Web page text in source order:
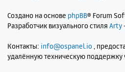
Создано на основе phpBB® Forum
Разработчик визуального стиля Arty
Контакты: info@ospanel.io ,
удалённую техническую поддержку